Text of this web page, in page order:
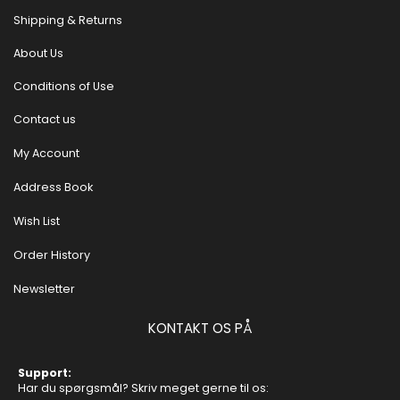
Shipping & Returns
About Us
Conditions of Use
Contact us
My Account
Address Book
Wish List
Order History
Newsletter
KONTAKT OS PÅ
Support:
Har du spørgsmål? Skriv meget gerne til os: